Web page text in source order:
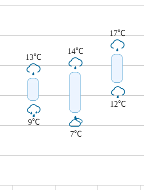
13℃
9℃
14℃
7℃
17℃
12℃